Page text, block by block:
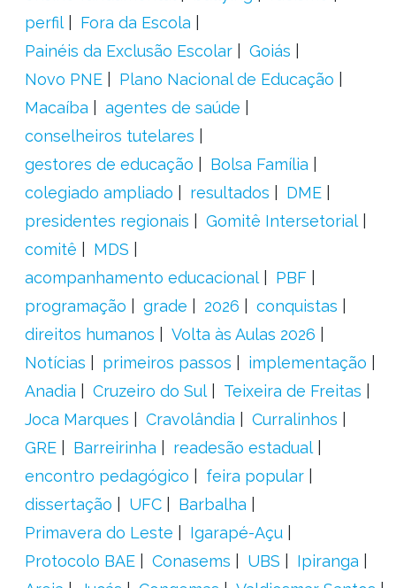
perfil
Fora da Escola
Painéis da Exclusão Escolar
Goiás
Novo PNE
Plano Nacional de Educação
Macaíba
agentes de saúde
conselheiros tutelares
gestores de educação
Bolsa Família
colegiado ampliado
resultados
DME
presidentes regionais
Gomitê Intersetorial
comitê
MDS
acompanhamento educacional
PBF
programação
grade 2026
conquistas
direitos humanos
Volta às Aulas 2026
Notícias
primeiros passos
implementação
Anadia
Cruzeiro do Sul
Teixeira de Freitas
Joca Marques
Cravolândia
Curralinhos
GRE
Barreirinha
readesão estadual
encontro pedagógico
feira popular
dissertação
UFC
Barbalha
Primavera do Leste
Igarapé-Açu
Protocolo BAE
Conasems UBS
Ipiranga